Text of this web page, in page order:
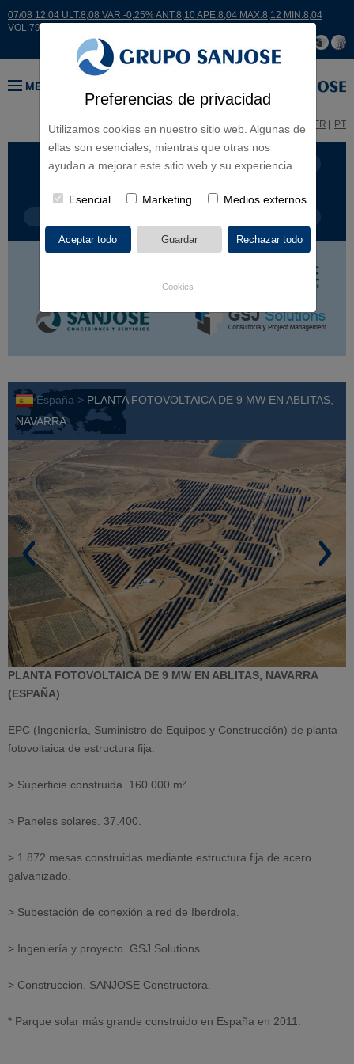
Preferencias de privacidad
Utilizamos cookies en nuestro sitio web. Algunas de
ellas son esenciales, mientras que otras nos
ayudan a mejorar este sitio web y su experiencia.
Esencial Marketing Medios externos
Cookies
07/08 12:04 ULT:8,08 VAR:-0,25% ANT:8,10 APE:8,04 MAX:8,12 MIN:8,04
VOL:7932
MENÚ
EN FR PT
LÍNEA DE NEGOCIO CONTINENTES
España > PLANTA FOTOVOLTAICA DE 9 MW EN ABLITAS,
NAVARRA
PLANTA FOTOVOLTAICA DE 9 MW EN ABLITAS, NAVARRA
(ESPAÑA)
EPC (Ingeniería, Suministro de Equipos y Construcción) de planta
fotovoltaica de estructura fija.
> Superficie construida. 160.000 m².
> Paneles solares. 37.400.
> 1.872 mesas construidas mediante estructura fija de acero
galvanizado.
> Subestación de conexión a red de Iberdrola.
> Ingeniería y proyecto. GSJ Solutions.
> Construccion. SANJOSE Constructora.
* Parque solar más grande construido en España en 2011.